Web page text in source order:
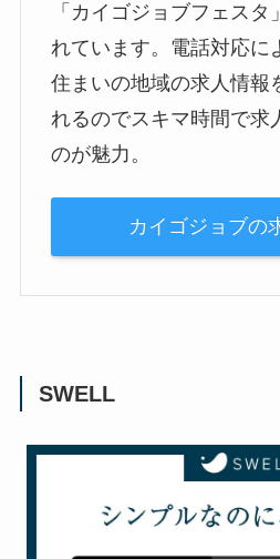
「カイゴジョブフェスタ
れています。電話対応に
住まいの地域の求人情報
れるのでスキマ時間で求
のが魅力。
カイゴジョブの
SWELL